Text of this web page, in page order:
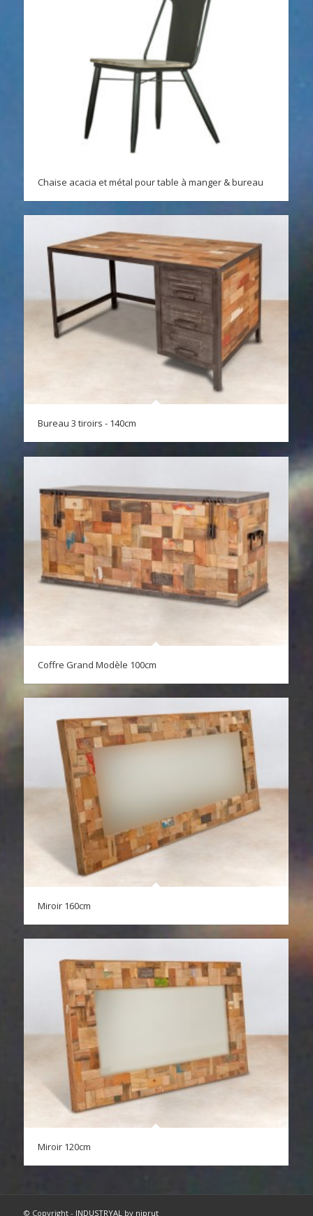
Chaise acacia et métal pour table à manger & bureau
Bureau 3 tiroirs - 140cm
Coffre Grand Modèle 100cm
Miroir 160cm
Miroir 120cm
© Copyright - INDUSTRYALby niprut